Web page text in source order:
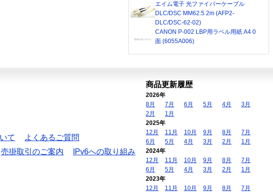
エイム電子 光ファイバーケーブル
DLC/DSC MM62.5 2m (AFP2-
DLC/DSC-62-02)
CANON P-002 LBP用ラベル用紙 A4 0
面 (6055A006)
て
よくあるご質問
売掛取引のご案内
IPv6への取り組み
商品更新履歴
2026年
8月
7月 6月 5月 4月
3月
2月
1月
2025年
12月
11月 10月 9月 8月
7月
6月
5月 4月 3月 2月
1月
2024年
12月
11月 10月 9月 8月
7月
6月
5月 4月 3月 2月
1月
2023年
12月
11月 10月 9月 8月
7月